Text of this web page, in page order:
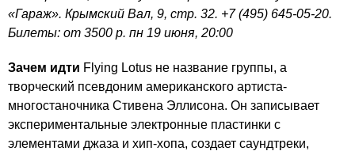
«Гараж». Крымский Вал, 9, стр. 32. +7 (495) 645-05-20.
Билеты: от 3500 р. пн 19 июня, 20:00
Зачем идти Flying Lotus не название группы, а
творческий псевдоним американского артиста-
многостаночника Стивена Эллисона. Он записывает
экспериментальные электронные пластинки с
элементами джаза и хип-хопа, создает саундтреки,